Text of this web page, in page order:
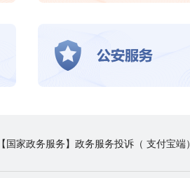
【国家政务服务】政务服务投诉（ 支付宝端）